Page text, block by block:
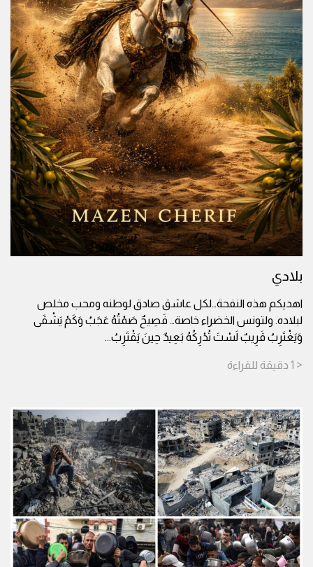
بلادي
اهديكم هذه النفحة…لكل عاشق صادق لوطنه ومحب مخلص
لبلاده. ولتونس الخضراء خاصة… فَصِيحٌ صَمْتُهُ عَجَبُ وَكَمْ يَشْقَى
وَيَغْتَرِبُ قَرِيبٌ لَسْتَ تُدْرِكُهُ بَعِيدٌ حِينَ يَقْتَرِبُ...
< 1 دقيقة للقراءة